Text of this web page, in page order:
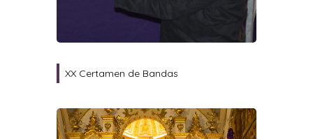
XX Certamen de Bandas